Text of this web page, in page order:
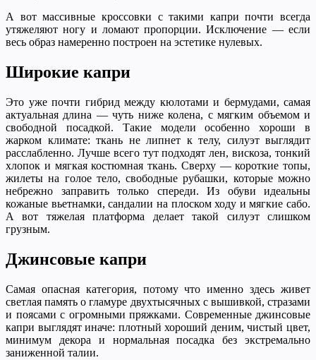
А вот массивные кроссовки с такими капри почти всегда
утяжеляют ногу и ломают пропорции. Исключение — если
весь образ намеренно построен на эстетике нулевых.
Широкие капри
Это уже почти гибрид между кюлотами и бермудами, самая
актуальная длина — чуть ниже колена, с мягким объемом и
свободной посадкой. Такие модели особенно хороши в
жарком климате: ткань не липнет к телу, силуэт выглядит
расслабленно. Лучше всего тут подходят лен, вискоза, тонкий
хлопок и мягкая костюмная ткань. Сверху — короткие топы,
жилеты на голое тело, свободные рубашки, которые можно
небрежно заправить только спереди. Из обуви идеальны
кожаные вьетнамки, сандалии на плоском ходу и мягкие сабо.
А вот тяжелая платформа делает такой силуэт слишком
грузным.
Джинсовые капри
Самая опасная категория, потому что именно здесь живет
светлая память о гламуре двухтысячных с вышивкой, стразами
и поясами с огромными пряжками. Современные джинсовые
капри выглядят иначе: плотный хороший деним, чистый цвет,
минимум декора и нормальная посадка без экстремально
заниженной талии.